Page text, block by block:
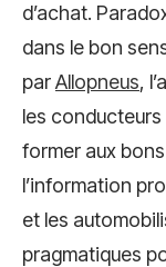
d’achat.
dans le bon
parAllopneus,
les conducteurs
former aux
l’information
et les
pragmatiques